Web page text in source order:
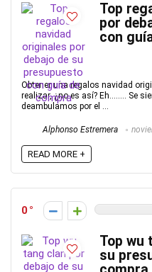
Top
por
con
Obtener una regalos navidad
realizar, ¿no es así? Eh…….. Se
deambulamos por el ...
Alphonso Estremera
READ MORE +
0
Top wu
su